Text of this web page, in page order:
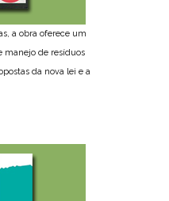
a obra oferece um
manejo de resíduos
da nova lei e a